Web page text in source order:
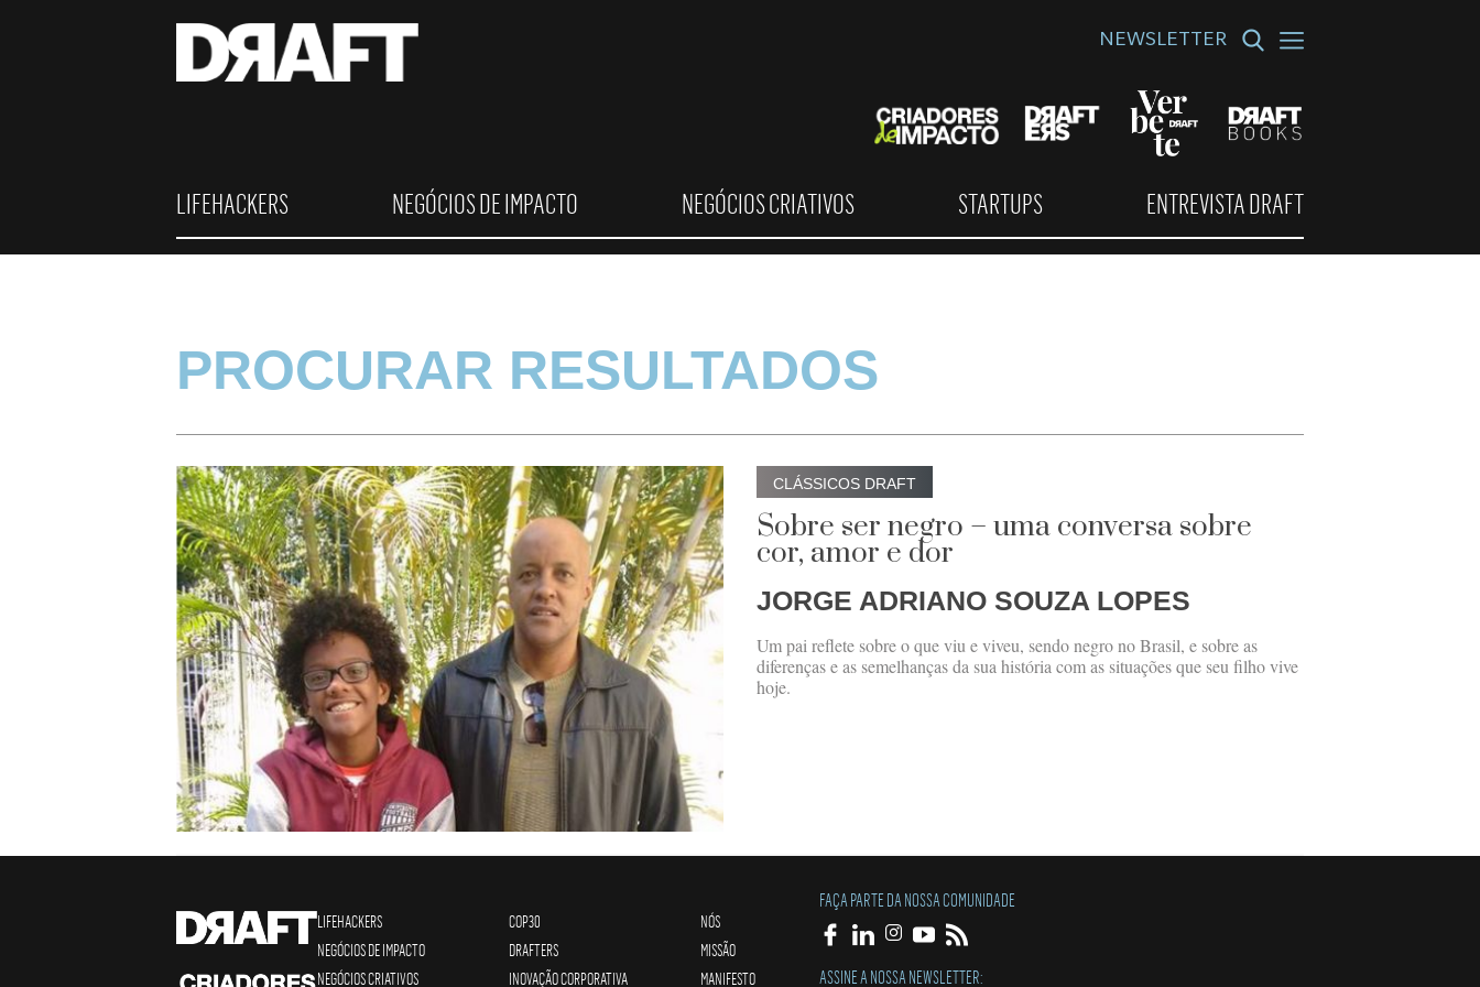
NEWSLETTER
LIFEHACKERS NEGÓCIOS DE IMPACTO NEGÓCIOS CRIATIVOS STARTUPS ENTREVISTA DRAFT
PROCURAR RESULTADOS
CLÁSSICOS DRAFT
Sobre ser negro – uma conversa sobre
cor, amor e dor
JORGE ADRIANO SOUZA LOPES
Um pai reflete sobre o que viu e viveu, sendo negro no Brasil, e sobre as
diferenças e as semelhanças da sua história com as situações que seu filho vive
hoje.
LIFEHACKERS
NEGÓCIOS DE IMPACTO
NEGÓCIOS CRIATIVOS
COP30
DRAFTERS
INOVAÇÃO CORPORATIVA
NÓS
MISSÃO
MANIFESTO
FAÇA PARTE DA NOSSA COMUNIDADE
ASSINE A NOSSA NEWSLETTER: